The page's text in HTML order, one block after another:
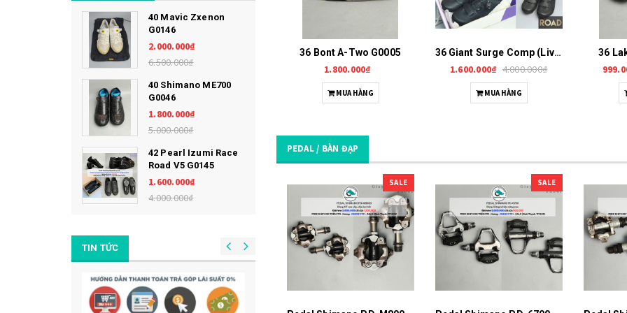
36 Bont A-Two G0005
1.800.000₫
MUA HÀNG
36 Giant Surge Comp (Liv Macha Comp) G0006
1.600.000₫ 4.000.000₫
MUA HÀNG
36
PEDAL / BÀN ĐẠP
SALE SALE
40 Mavic Zxenon
G0146
2.000.000₫
6.500.000₫
40 Shimano ME700
G0046
1.800.000₫
5.000.000₫
42 Pearl Izumi Race
Road V5 G0145
1.600.000₫
4.000.000₫
5.000.000₫
45 Fizik R1 Uomo
G0087
45 Fizik R3 Aria
G0088
1.999.000₫
8.000.000₫
45 Pearl Izumi Tour
Road G0090
1.400.000₫
3.000.000₫
45 Specialized Rime
Expert MTB G0091
Works G0161
2.499.000₫
11.000.000₫
TIN TỨC